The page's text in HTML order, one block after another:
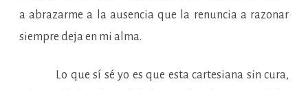
a abrazarme a la ausencia que la renuncia a razonar
siempre deja en mi alma.
Lo que sí sé yo es que esta cartesiana sin cura,